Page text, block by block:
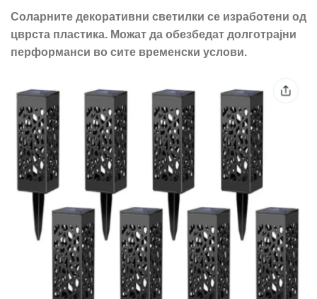
Соларните декоративни светилки се изработени од
цврста пластика. Можат да обезбедат долготрајни
перформанси во сите временски услови.